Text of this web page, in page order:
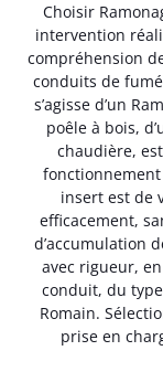
Choisir
intervention
compréhension
conduits de
s’agisse d’un
poêle à bois,
chaudière,
fonctionnement
insert est de
efficacement,
d’accumulation
avec rigueur,
conduit, du
Romain.
prise en